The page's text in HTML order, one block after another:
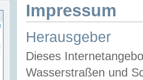
Impressum
Herausgeber
Dieses
Wasserstraßen und